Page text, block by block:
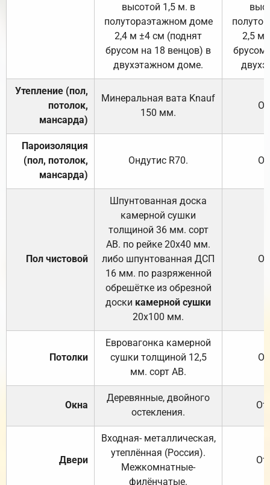
высотой 1,5 м. в
полутораэтажном доме
2,4 м ±4 см (поднят
брусом на 18 венцов) в
двухэтажном доме.
2,5 м
брусом
Утепление (пол,
потолок,
мансарда)
Минеральная вата Knauf
150 мм.
Пароизоляция
(пол, потолок,
мансарда)
Ондутис R70.
Пол чистовой
Шпунтованная доска
камерной сушки
толщиной 36 мм. сорт
АВ. по рейке 20х40 мм.
либо шпунтованная ДСП
16 мм. по разряженной
обрешётке из обрезной
доски камерной сушки
20х100 мм.
Потолки
Евровагонка камерной
сушки толщиной 12,5
мм. сорт АВ.
Окна
Деревянные, двойного
остекления.
Двери
Входная- металлическая,
утеплённая (Россия).
Межкомнатные-
филёнчатые.